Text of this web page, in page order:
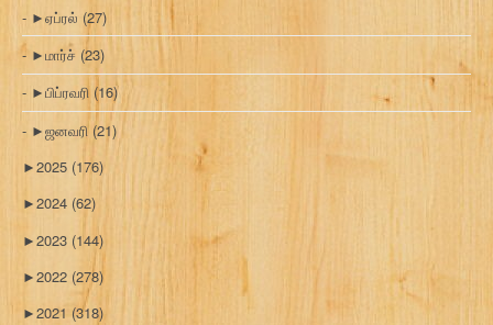
►ஏப்ரல் (27)
►மார்ச் (23)
►பிப்ரவரி (16)
►ஜனவரி (21)
►2025 (176)
►2024 (62)
►2023 (144)
►2022 (278)
►2021 (318)